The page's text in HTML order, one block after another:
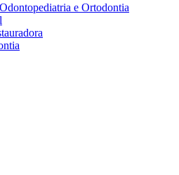
e Ortodontia